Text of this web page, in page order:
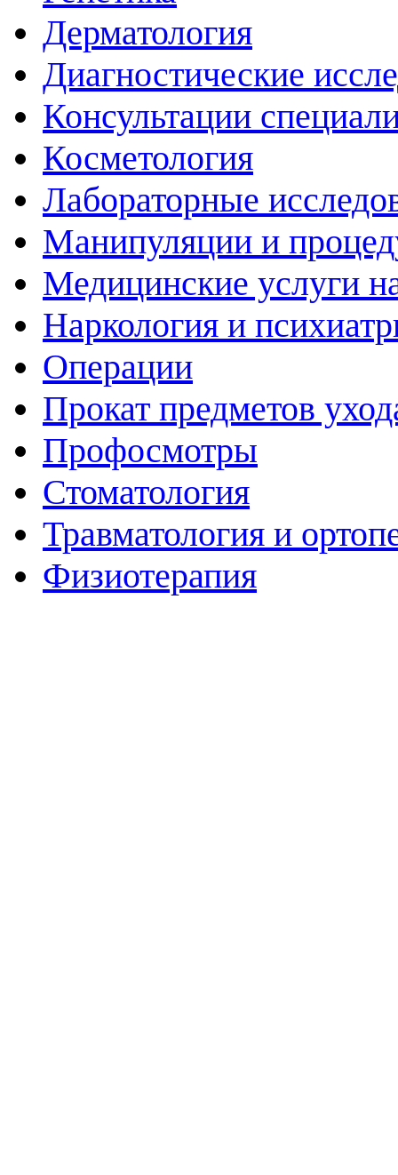
Дерматология
Диагностические
Консультации
Косметология
Лабораторные
Манипуляции и
Медицинские услуги
Наркология и
Операции
Прокат предметов
Профосмотры
Стоматология
Травматология и
Физиотерапия